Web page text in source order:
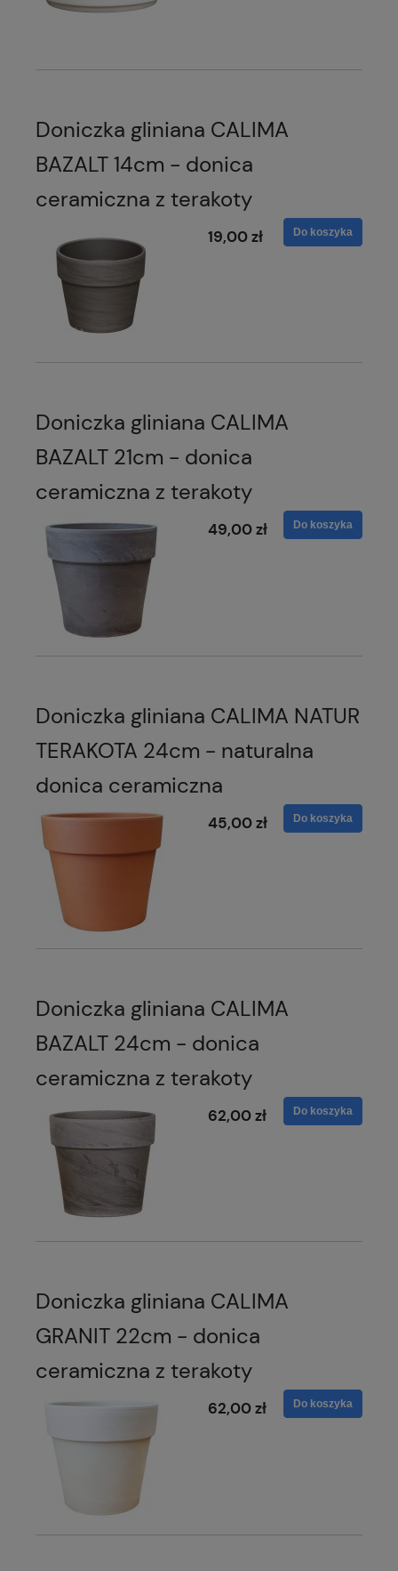
Doniczka gliniana CALIMA
BAZALT 14cm - donica
ceramiczna z terakoty
19,00 zł Do koszyka
Doniczka gliniana CALIMA
BAZALT 21cm - donica
ceramiczna z terakoty
49,00 zł Do koszyka
Doniczka gliniana CALIMA NATUR
TERAKOTA 24cm - naturalna
donica ceramiczna
45,00 zł Do koszyka
Doniczka gliniana CALIMA
BAZALT 24cm - donica
ceramiczna z terakoty
62,00 zł Do koszyka
Doniczka gliniana CALIMA
GRANIT 22cm - donica
ceramiczna z terakoty
62,00 zł Do koszyka